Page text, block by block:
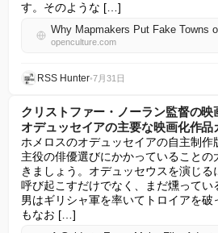
す。そのような […]
openculture.com
RSS Hunter•7月31日
クリストファー・ノーラン監督の
オデュッセイアの主要な映画化作品
ホメロスのオデュッセイアの自主制作
主役の俳優選びにかかっていることの
きましょう。オデュッセウスを演じ
呼び起こすだけでなく、まだ燻って
男はギリシャ軍を率いてトロイアを
もなお […]